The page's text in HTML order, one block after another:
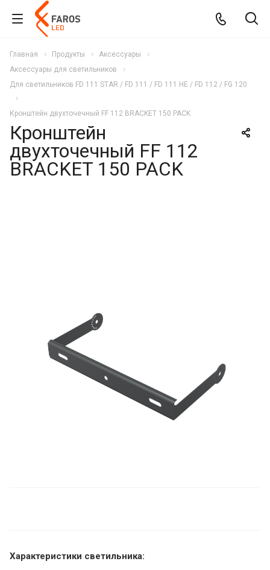
Главная Продукты
Аксессуары
Аксессуары для светильников
Для светильников FD 111 STAR / FD 111 / FD 111 HE / FD 112 / FG 120
Кронштейн двухточечный FF 112 BRACKET 150 PACK
Кронштейн
двухточечный FF 112
BRACKET 150 PACK
Характеристики светильника: